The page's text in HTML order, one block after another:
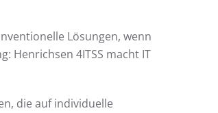
Lösungen, wenn
Henrichsen 4ITSS macht IT
die auf individuelle